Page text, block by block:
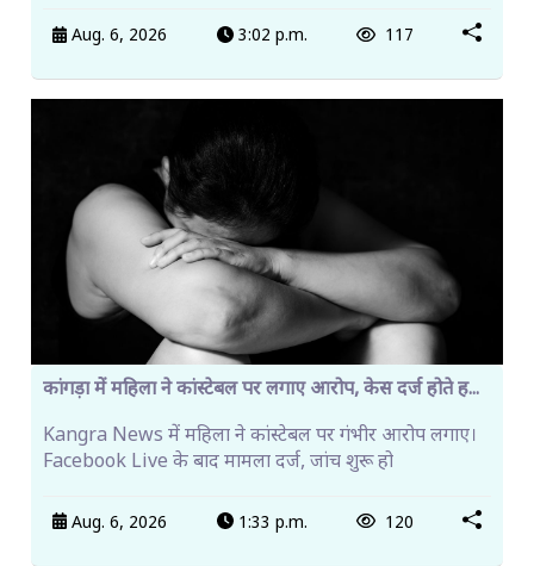
Aug. 6, 2026 3:02 p.m. 117
कांगड़ा में महिला ने कांस्टेबल पर लगाए आरोप, केस दर्ज होते ह...
Kangra News में महिला ने कांस्टेबल पर गंभीर आरोप लगाए।
Facebook Live के बाद मामला दर्ज, जांच शुरू हो
Aug. 6, 2026 1:33 p.m. 120